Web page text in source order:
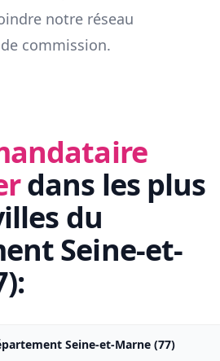
notre réseau
commission.
dans les plus
du
Seine-et-
):
Seine-et-Marne (77)